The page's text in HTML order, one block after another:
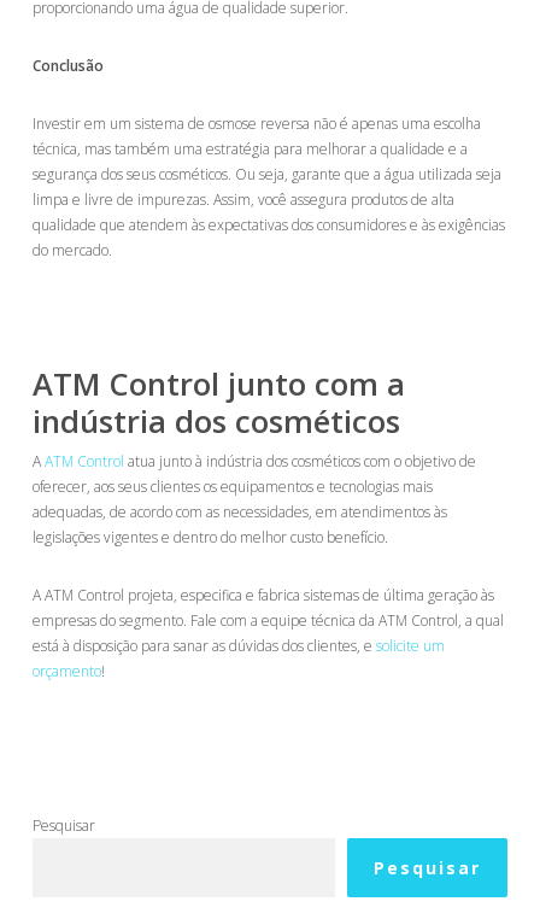
proporcionando uma água de qualidade superior.
Conclusão
Investir em um sistema de osmose reversa não é apenas uma escolha
técnica, mas também uma estratégia para melhorar a qualidade e a
segurança dos seus cosméticos. Ou seja, garante que a água utilizada seja
limpa e livre de impurezas. Assim, você assegura produtos de alta
qualidade que atendem às expectativas dos consumidores e às exigências
do mercado.
ATM Control junto com a
indústria dos cosméticos
AATM Control atua junto à indústria dos cosméticos com o objetivo de
oferecer, aos seus clientes os equipamentos e tecnologias mais
adequadas, de acordo com as necessidades, em atendimentos às
legislações vigentes e dentro do melhor custo benefício.
A ATM Control projeta, especifica e fabrica sistemas de última geração às
empresas do segmento. Fale com a equipe técnica da ATM Control, a qual
está à disposição para sanar as dúvidas dos clientes, e solicite um
orçamento!
Pesquisar
Pesquisar